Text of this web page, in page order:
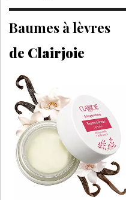
Baumes à lèvres
de Clairjoie